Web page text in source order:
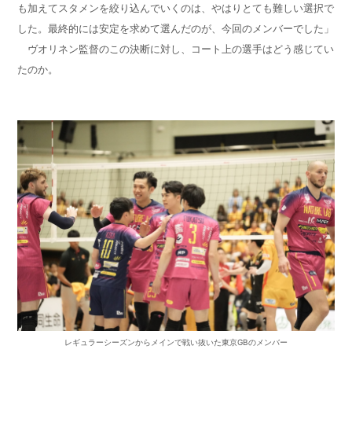
も加えてスタメンを絞り込んでいくのは、やはりとても難しい選択で
した。最終的には安定を求めて選んだのが、今回のメンバーでした」
ヴオリネン監督のこの決断に対し、コート上の選手はどう感じてい
たのか。
レギュラーシーズンからメインで戦い抜いた東京GBのメンバー